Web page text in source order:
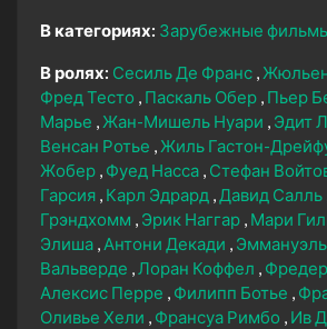
В категориях: Зарубежные
В ролях: Сесиль Де Франс
Фред Тесто
Паскаль Обер Пьер
Марье
Жан-Мишель Нуари
Эдит
Венсан Ротье
Жиль Гастон-
Жобер Фуед Насса Стефан
Гарсия Карл Эдрард Давид Салль
Грэндхомм
Эрик Наггар Мари
Элиша Антони Декади
Вальверде
Лоран Коффел
Алексис Перре
Филипп Ботье
Оливье Хели
Франсуа Римбо
Ив